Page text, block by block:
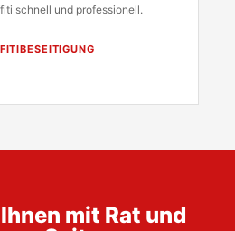
schnell und professionell.
mit Rat und